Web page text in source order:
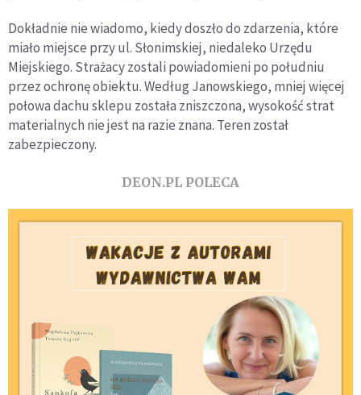
Dokładnie nie wiadomo, kiedy doszło do zdarzenia, które
miało miejsce przy ul. Słonimskiej, niedaleko Urzędu
Miejskiego. Strażacy zostali powiadomieni po południu
przez ochronę obiektu. Według Janowskiego, mniej więcej
połowa dachu sklepu została zniszczona, wysokość strat
materialnych nie jest na razie znana. Teren został
zabezpieczony.
DEON.PL POLECA